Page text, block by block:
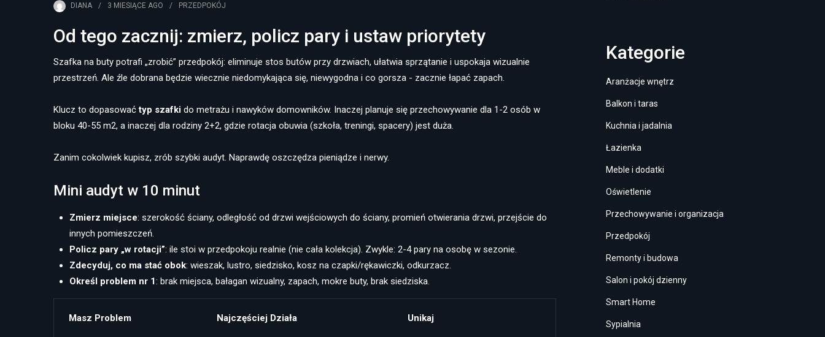
DIANA 3 MIESIĄCE AGO PRZEDPOKÓJ
Od tego zacznij: zmierz, policz pary i ustaw priorytety
Szafka na buty potrafi „zrobić” przedpokój: eliminuje stos butów przy drzwiach, ułatwia sprzątanie i uspokaja wizualnie
przestrzeń. Ale źle dobrana będzie wiecznie niedomykająca się, niewygodna i co gorsza - zacznie łapać zapach.
Klucz to dopasowaćtyp szafki do metrażu i nawyków domowników. Inaczej planuje się przechowywanie dla 1-2 osób w
bloku 40-55 m2, a inaczej dla rodziny 2+2, gdzie rotacja obuwia (szkoła, treningi, spacery) jest duża.
Zanim cokolwiek kupisz, zrób szybki audyt. Naprawdę oszczędza pieniądze i nerwy.
Mini audyt w 10 minut
Zmierz miejsce: szerokość ściany, odległość od drzwi wejściowych do ściany, promień otwierania drzwi, przejście do
innych pomieszczeń.
Policz pary „w rotacji”: ile stoi w przedpokoju realnie (nie cała kolekcja). Zwykle: 2-4 pary na osobę w sezonie.
Zdecyduj, co ma stać obok: wieszak, lustro, siedzisko, kosz na czapki/rękawiczki, odkurzacz.
Określ problem nr 1: brak miejsca, bałagan wizualny, zapach, mokre buty, brak siedziska.
Masz Problem Najczęściej Działa Unikaj
Kategorie
Aranżacje wnętrz
Balkon i taras
Kuchnia i jadalnia
Łazienka
Meble i dodatki
Oświetlenie
Przechowywanie i organizacja
Przedpokój
Remonty i budowa
Salon i pokój dzienny
Smart Home
Sypialnia